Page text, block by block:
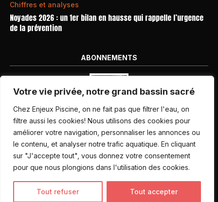
Votre vie privée, notre grand bassin sacré
Chez Enjeux Piscine, on ne fait pas que filtrer l'eau, on
filtre aussi les cookies! Nous utilisons des cookies pour
améliorer votre navigation, personnaliser les annonces ou
le contenu, et analyser notre trafic aquatique. En cliquant
sur "J'accepte tout", vous donnez votre consentement
pour que nous plongions dans l'utilisation des cookies.
Tout refuser Tout accepter
Chiffres et analyses
Noyades 2026 : un 1er bilan en hausse qui rappelle l’urgence
de la prévention
ABONNEMENTS
Nos dernières parutions
Abonnement magazine
Inscription newsletter